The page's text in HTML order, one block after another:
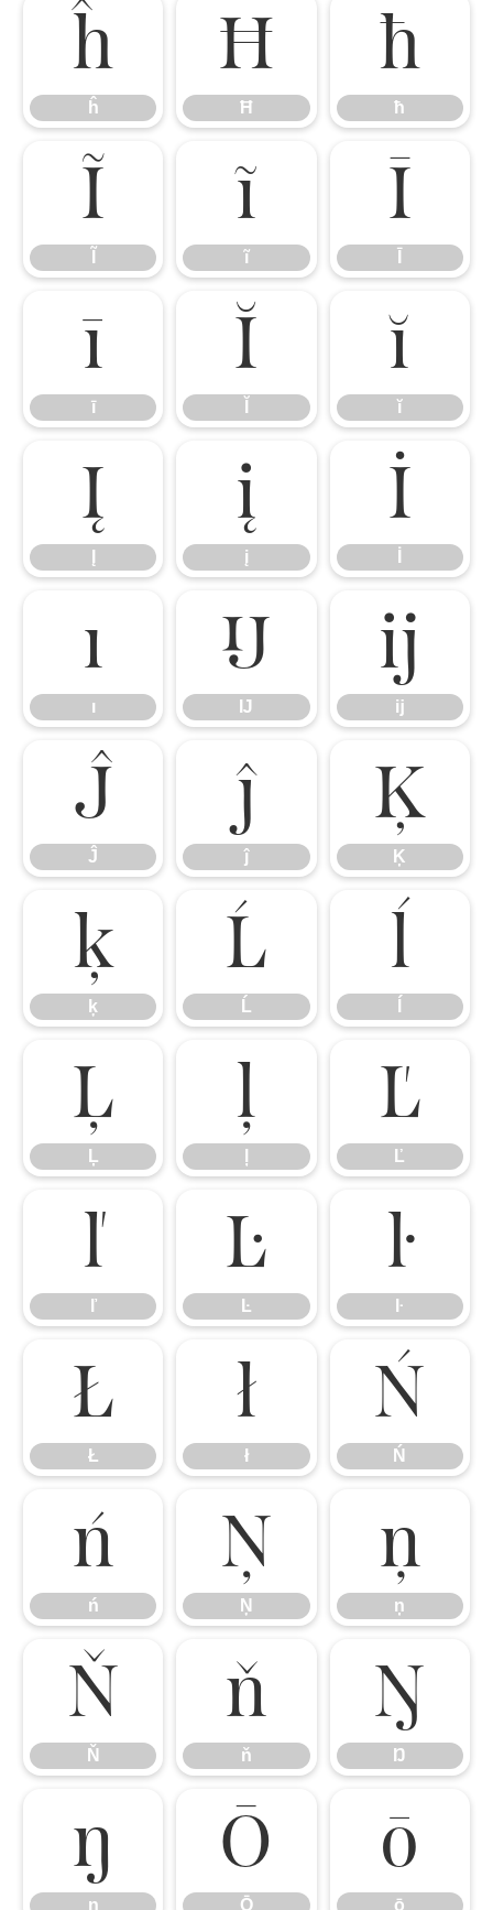
ĥ
ĥ
Ħ
Ħ
ħ
ħ
Ĩ ĩ
ĩ
Ī
ī
ī
Ĭ ĭ
ĭ
Į į
į
İ
ı
ı
Ĳ
Ĳ
ĳ
ĳ
Ĵ
Ĵ
ĵ
ĵ
Ķ
Ķ
ķ
ķ
Ĺ
Ĺ
ĺ
Ļ
Ļ
ļ Ľ
Ľ
ľ
ľ
Ŀ
Ŀ
ŀ
ŀ
Ł
Ł
ł
ł
Ń
Ń
ń
ń
Ņ
Ņ
ņ
ņ
Ň
Ň
ň
ň
Ŋ
Ŋ
ŋ
ŋ
Ō
Ō
ō
ō